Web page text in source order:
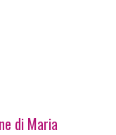
di Maria